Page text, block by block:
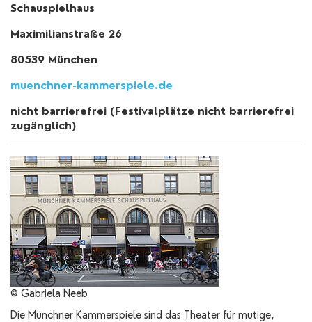
Schauspielhaus
Maximilianstraße 26
80539 München
muenchner-kammerspiele.de
nicht barrierefrei (Festivalplätze nicht barrierefrei
zugänglich)
© Gabriela Neeb
Die Münchner Kammerspiele sind das Theater für mutige,